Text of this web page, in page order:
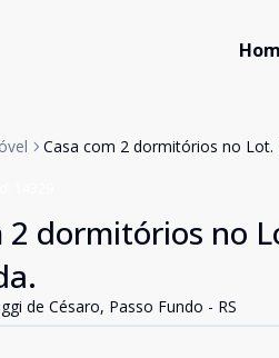
Casa com 2 dormitórios no Lot.
2 dormitórios no
de Césaro, Passo Fundo - RS